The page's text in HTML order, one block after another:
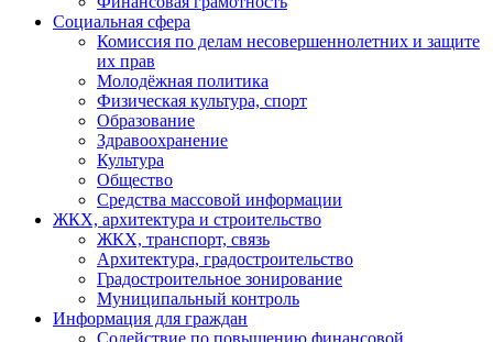
Социальная сфера
Комиссия по делам несовершеннолетних и защите
их прав
Молодёжная политика
Физическая культура, спорт
Образование
Здравоохранение
Культура
Общество
Средства массовой информации
ЖКХ, архитектура и строительство
ЖКХ, транспорт, связь
Архитектура, градостроительство
Градостроительное зонирование
Муниципальный контроль
Информация для граждан
Содействие по повышению финансовой